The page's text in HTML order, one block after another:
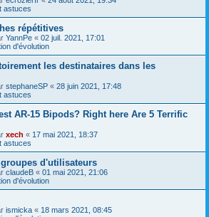
astuces
répétitives
YannPe « 02 juil. 2021, 17:01
d'évolution
les destinataires dans les
stephaneSP « 28 juin 2021, 17:48
astuces
AR-15 Bipods? Right here Are 5 Terrific
xech « 17 mai 2021, 18:37
astuces
d'utilisateurs
claudeB « 01 mai 2021, 21:06
d'évolution
ismicka « 18 mars 2021, 08:45